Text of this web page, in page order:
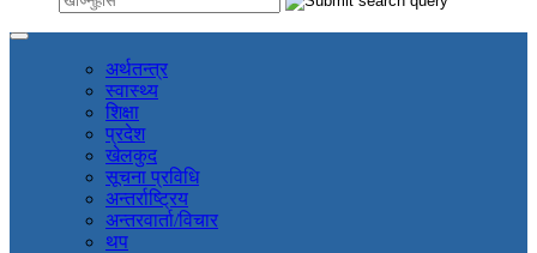
अर्थतन्त्र
स्वास्थ्य
शिक्षा
प्रदेश
खेलकुद
सूचना प्रविधि
अन्तर्राष्ट्रिय
अन्तरवार्ता/विचार
थप